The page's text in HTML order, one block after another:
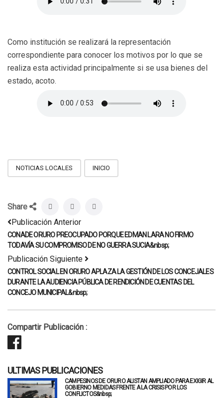
Como institución se realizará la representación
correspondiente para conocer los motivos por lo que se
realiza esta actividad principalmente si se usa bienes del
estado, acoto.
NOTICIAS LOCALES INICIO
Share
Publicación Anterior
CONADE ORURO PREOCUPADO PORQUE EDMAN LARA NO FIRMO
TODAVÍA SU COMPROMISO DE NO GUERRA SUCIA&nbsp;
Publicación Siguiente
CONTROL SOCIAL EN ORURO APLAZA LA GESTIÓN DE LOS CONCEJALES
DURANTE LA AUDIENCIA PÚBLICA DE RENDICIÓN DE CUENTAS DEL
CONCEJO MUNICIPAL&nbsp;
Compartir Publicación :
ULTIMAS PUBLICACIONES
CAMPESINOS DE ORURO ALISTAN AMPLIADO PARA EXIGIR AL
GOBIERNO MEDIDAS FRENTE A LA CRISIS POR LOS
CONFLICTOS&nbsp;